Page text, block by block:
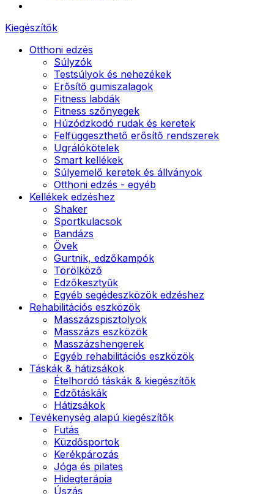
Kiegészítők
Otthoni edzés
Súlyzók
Testsúlyok és nehezékek
Erősítő gumiszalagok
Fitness labdák
Fitness szőnyegek
Húzódzkodó rudak és keretek
Felfüggeszthető erősítő rendszerek
Ugrálókötelek
Smart kellékek
Súlyemelő keretek és állványok
Otthoni edzés - egyéb
Kellékek edzéshez
Shaker
Sportkulacsok
Bandázs
Övek
Gurtnik, edzőkampók
Törölköző
Edzőkesztyűk
Egyéb segédeszközök edzéshez
Rehabilitációs eszközök
Masszázspisztolyok
Masszázs eszközök
Masszázshengerek
Egyéb rehabilitációs eszközök
Táskák & hátizsákok
Ételhordó táskák & kiegészítők
Edzőtáskák
Hátizsákok
Tevékenység alapú kiegészítők
Futás
Küzdősportok
Kerékpározás
Jóga és pilates
Hidegterápia
Úszás